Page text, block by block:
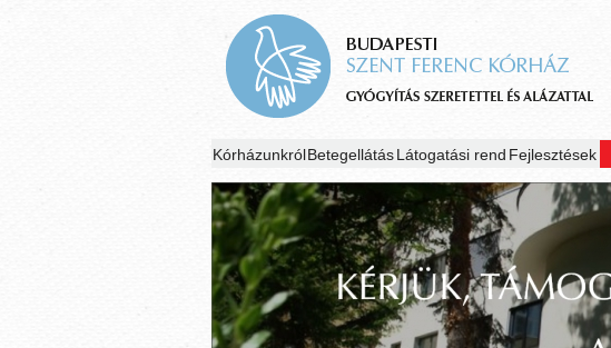
KórházunkrólBetegellátásLátogatási rend Fejlesztések